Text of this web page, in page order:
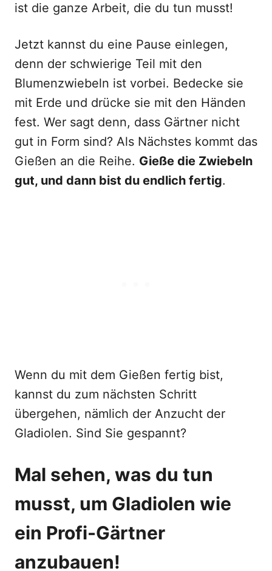
ist die ganze Arbeit, die du tun musst!
Jetzt kannst du eine Pause einlegen,
denn der schwierige Teil mit den
Blumenzwiebeln ist vorbei. Bedecke sie
mit Erde und drücke sie mit den Händen
fest. Wer sagt denn, dass Gärtner nicht
gut in Form sind? Als Nächstes kommt das
Gießen an die Reihe. Gieße die Zwiebeln
gut, und dann bist du endlich fertig.
Wenn du mit dem Gießen fertig bist,
kannst du zum nächsten Schritt
übergehen, nämlich der Anzucht der
Gladiolen. Sind Sie gespannt?
Mal sehen, was du tun
musst, um Gladiolen wie
ein Profi-Gärtner
anzubauen!